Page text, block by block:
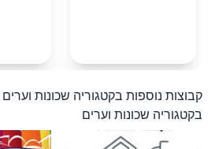
קבוצות נוספות בקטגוריה שכונות וערים
בקטגוריה שכונות וערים